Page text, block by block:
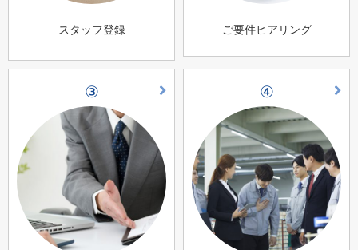
スタッフ登録 ご要件ヒアリング
③ ④